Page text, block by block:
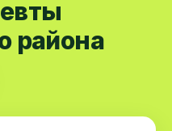
района